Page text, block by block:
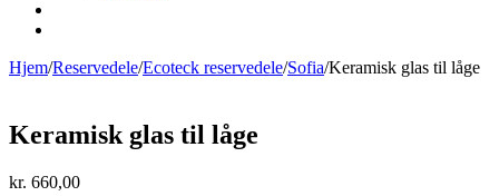
Hjem/Reservedele/Ecoteck reservedele/Sofia/Keramisk glas til låge
Keramisk glas til låge
kr. 660,00